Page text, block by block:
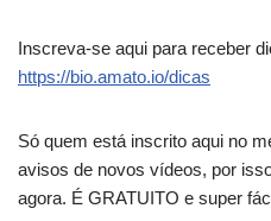
Inscreva-se aqui para receber
https://bio.amato.io/dicas
Só quem está inscrito aqui no
avisos de novos vídeos, por
agora. É GRATUITO e super